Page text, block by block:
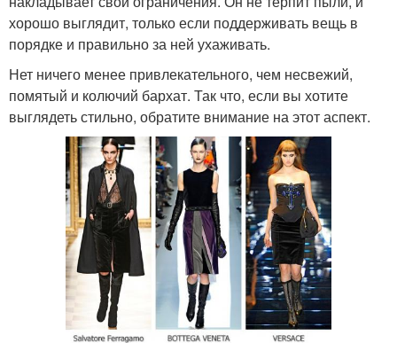
хорошо выглядит, только если поддерживать вещь в
порядке и правильно за ней ухаживать.
Нет ничего менее привлекательного, чем несвежий,
помятый и колючий бархат. Так что, если вы хотите
выглядеть стильно, обратите внимание на этот аспект.